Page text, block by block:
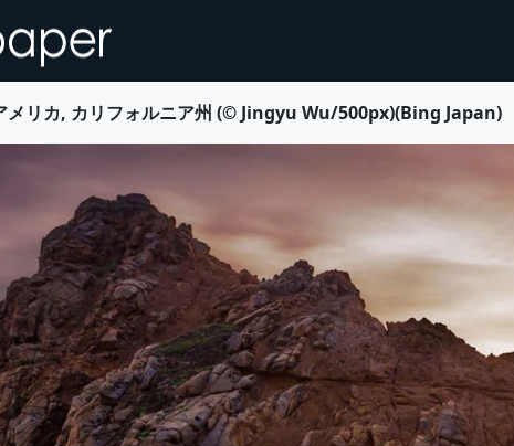
メリカ, カリフォルニア州 (© Jingyu Wu/500px)(Bing Japan)